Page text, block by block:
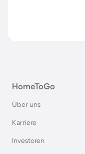
HomeToGo
Über uns
Karriere
Investoren